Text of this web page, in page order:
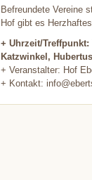
Befreundete Vereine
Hof gibt es
+ Uhrzeit/Treffpunkt:
Katzwinkel,
+ Veranstalter: Hof
+ Kontakt: